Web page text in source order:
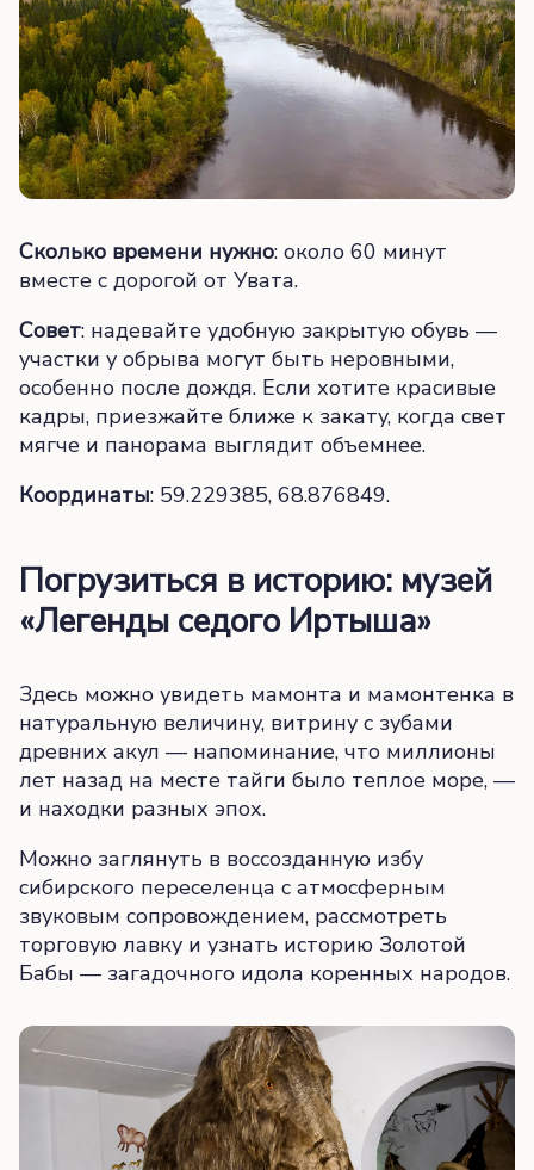
Сколько времени нужно: около 60 минут
вместе с дорогой от Увата.
Совет: надевайте удобную закрытую обувь —
участки у обрыва могут быть неровными,
особенно после дождя. Если хотите красивые
кадры, приезжайте ближе к закату, когда свет
мягче и панорама выглядит объемнее.
Координаты: 59.229385, 68.876849.
Погрузиться в историю: музей
«Легенды седого Иртыша»
Здесь можно увидеть мамонта и мамонтенка в
натуральную величину, витрину с зубами
древних акул — напоминание, что миллионы
лет назад на месте тайги было теплое море, —
и находки разных эпох.
Можно заглянуть в воссозданную избу
сибирского переселенца с атмосферным
звуковым сопровождением, рассмотреть
торговую лавку и узнать историю Золотой
Бабы — загадочного идола коренных народов.